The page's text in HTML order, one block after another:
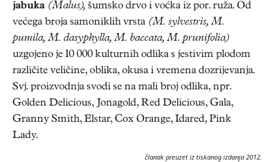
jabuka (Malus), šumsko drvo i voćka iz por. ruža. Od
većega broja samoniklih vrsta (M. sylvestris, M.
pumila, M. dasyphylla, M. baccata, M. prunifolia)
uzgojeno je 10 000 kulturnih odlika s jestivim plodom
različite veličine, oblika, okusa i vremena dozrijevanja.
Svj. proizvodnja svodi se na mali broj odlika, npr.
Golden Delicious, Jonagold, Red Delicious, Gala,
Granny Smith, Elstar, Cox Orange, Idared, Pink
Lady.
članak preuzet iz tiskanog izdanja 2012.